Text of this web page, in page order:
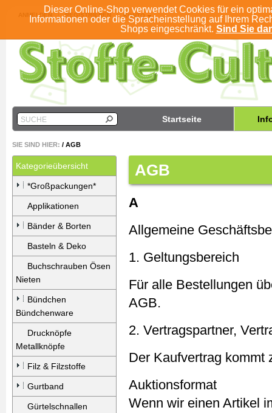
Dieser Online-Shop verwendet Cookies für ein
Informationen oder die Spracheinstellung auf Ihrem
Shops eingeschränkt. Sind Sie
ANMELDEN REGISTRIEREN KONTO
Startseite
SUCHE
SIE SIND HIER: / AGB
Kategorieübersicht
*Großpackungen*
Applikationen
Bänder & Borten
Basteln & Deko
Buchschrauben Ösen
Nieten
Bündchen
Bündchenware
Drucknöpfe
Metallknöpfe
Filz & Filzstoffe
Gurtband
Gürtelschnallen
AGB
A
Allgemeine
1. Geltungsbereich
Für alle Bestellungen
AGB.
2. Vertragspartner,
Der Kaufvertrag kommt
Auktionsformat
Wenn wir einen Artikel